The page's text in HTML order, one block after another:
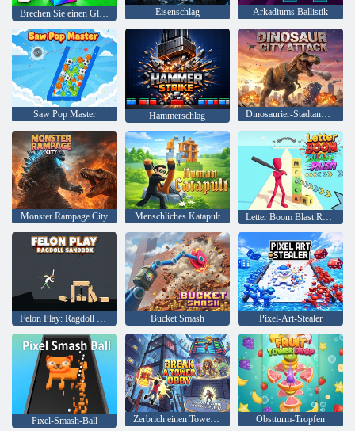
Brechen Sie einen Glücksblock! Eisenschlag Arkadiums Ballistik
Saw Pop Master Hammerschlag Dinosaurier-Stadtangriff
Monster Rampage City Menschliches Katapult Letter Boom Blast Rush
Felon Play: Ragdoll Sandbox Bucket Smash Pixel-Art-Stealer
Pixel-Smash-Ball Zerbrich einen Tower Obby Obstturm-Tropfen